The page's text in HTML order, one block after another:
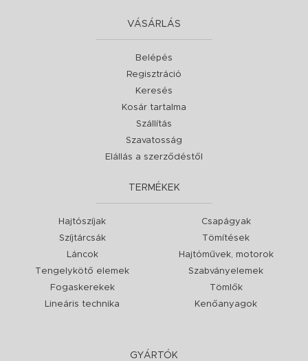
VÁSÁRLÁS
Belépés
Regisztráció
Keresés
Kosár tartalma
Szállítás
Szavatosság
Elállás a szerződéstől
TERMÉKEK
Hajtószíjak
Szíjtárcsák
Láncok
Tengelykötő elemek
Fogaskerekek
Lineáris technika
Csapágyak
Tömítések
Hajtóművek, motorok
Szabványelemek
Tömlők
Kenőanyagok
GYÁRTÓK